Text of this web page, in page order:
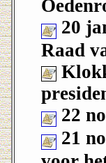
20
Raad
22
21